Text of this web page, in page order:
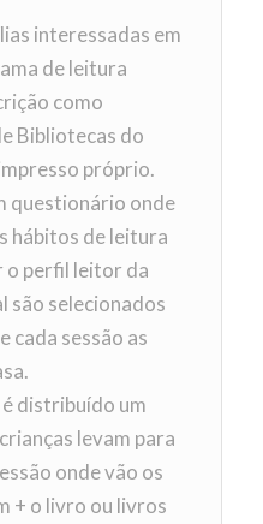
interessadas em
de leitura
como
Bibliotecas do
próprio.
questionário onde
hábitos de leitura
o perfil leitor da
são selecionados
cada sessão as
distribuído um
levam para
onde vão os
+ o livro ou livros